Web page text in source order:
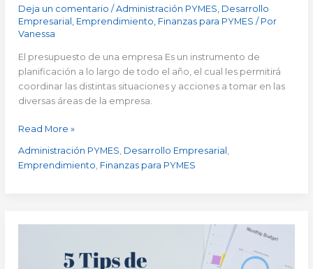
Deja un comentario /Administración PYMES, Desarrollo
Empresarial , Emprendimiento, Finanzas para PYMES / Por
Vanessa
El presupuesto de una empresa Es un instrumento de
planificación a lo largo de todo el año, el cual les permitirá
coordinar las distintas situaciones y acciones a tomar en las
diversas áreas de la empresa.
Read More »
Administración PYMES, Desarrollo Empresarial ,
Emprendimiento, Finanzas para PYMES